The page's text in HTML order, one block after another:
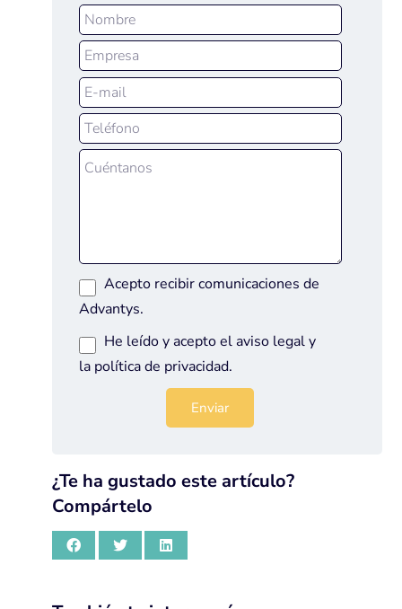
Acepto recibir comunicaciones de
Advantys.
He leído y acepto el aviso legaly
la política de privacidad.
¿Te ha gustado este artículo?
Compártelo